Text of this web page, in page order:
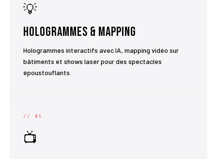
💡
Hologrammes & Mapping
Hologrammes interactifs avec IA, mapping vidéo sur
bâtiments et shows laser pour des spectacles
époustouflants.
// 05
📺